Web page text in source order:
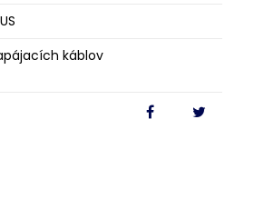
káblov